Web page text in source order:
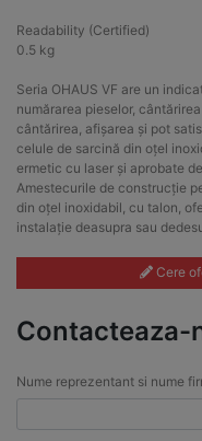
Readability (Certified)
0.5 kg
Seria OHAUS VF are un
numărarea pieselor,
cântărirea, afișarea și pot
celule de sarcină din oțel
ermetic cu laser și aprobate
Amestecurile de construcție
din oțel inoxidabil, cu talon,
instalație deasupra sau
Cere
Contacteaza-
Nume reprezentant si nume